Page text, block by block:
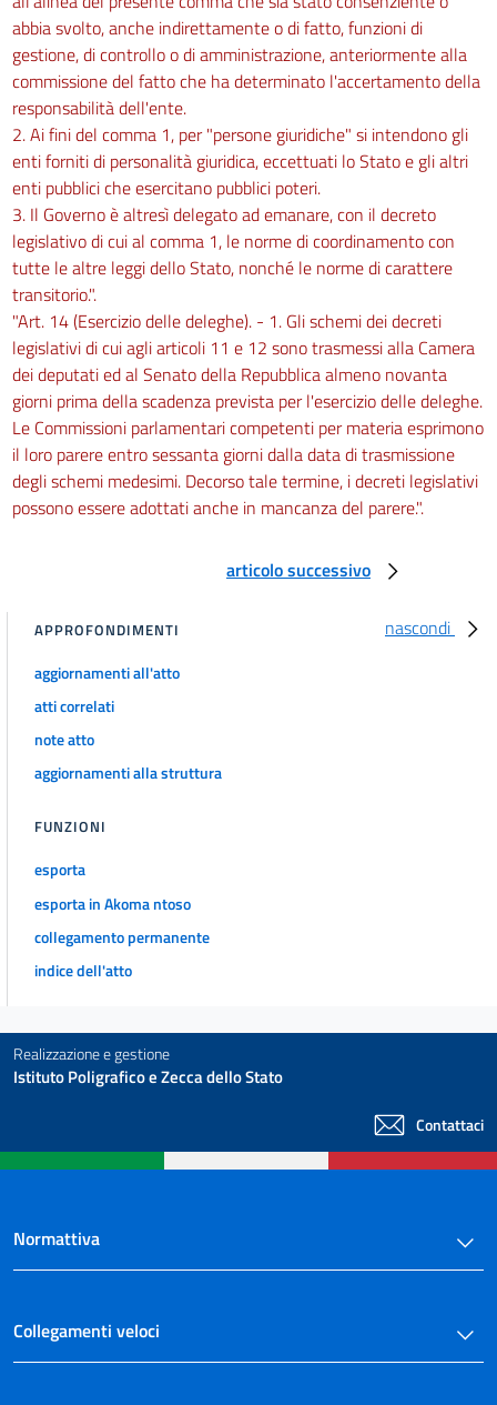
abbia svolto, anche indirettamente o di fatto, funzioni di
gestione, di controllo o di amministrazione, anteriormente alla
commissione del fatto che ha determinato l'accertamento della
responsabilità dell'ente.
2. Ai fini del comma 1, per "persone giuridiche" si intendono gli
enti forniti di personalità giuridica, eccettuati lo Stato e gli altri
enti pubblici che esercitano pubblici poteri.
3. Il Governo è altresì delegato ad emanare, con il decreto
legislativo di cui al comma 1, le norme di coordinamento con
tutte le altre leggi dello Stato, nonché le norme di carattere
transitorio.".
"Art. 14 (Esercizio delle deleghe). - 1. Gli schemi dei decreti
legislativi di cui agli articoli 11 e 12 sono trasmessi alla Camera
dei deputati ed al Senato della Repubblica almeno novanta
giorni prima della scadenza prevista per l'esercizio delle deleghe.
Le Commissioni parlamentari competenti per materia esprimono
il loro parere entro sessanta giorni dalla data di trasmissione
degli schemi medesimi. Decorso tale termine, i decreti legislativi
possono essere adottati anche in mancanza del parere.".
articolo successivo
nascondi
APPROFONDIMENTI
aggiornamenti all'atto
atti correlati
note atto
aggiornamenti alla struttura
FUNZIONI
esporta
esporta in Akoma ntoso
collegamento permanente
indice dell'atto
Realizzazione e gestione
Istituto Poligrafico e Zecca dello Stato
Contattaci
Normattiva
Collegamenti veloci